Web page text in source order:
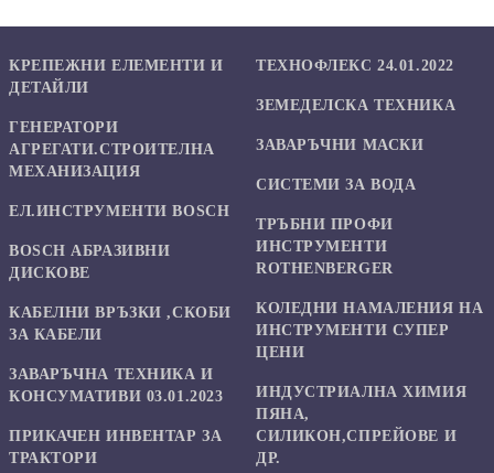
КРЕПЕЖНИ ЕЛЕМЕНТИ И
ДЕТАЙЛИ
ГЕНЕРАТОРИ
АГРЕГАТИ.СТРОИТЕЛНА
МЕХАНИЗАЦИЯ
ЕЛ.ИНСТРУМЕНТИ BOSCH
BOSCH АБРАЗИВНИ
ДИСКОВЕ
КАБЕЛНИ ВРЪЗКИ ,СКОБИ
ЗА КАБЕЛИ
ЗАВАРЪЧНА ТЕХНИКА И
КОНСУМАТИВИ 03.01.2023
ПРИКАЧЕН ИНВЕНТАР ЗА
ТРАКТОРИ
ТЕХНОФЛЕКС 24.01.2022
ЗЕМЕДЕЛСКА ТЕХНИКА
ЗАВАРЪЧНИ МАСКИ
СИСТЕМИ ЗА ВОДА
ТРЪБНИ ПРОФИ
ИНСТРУМЕНТИ
ROTHENBERGER
КОЛЕДНИ НАМАЛЕНИЯ НА
ИНСТРУМЕНТИ СУПЕР
ЦЕНИ
ИНДУСТРИАЛНА ХИМИЯ
ПЯНА,
СИЛИКОН,СПРЕЙОВЕ И
ДР.